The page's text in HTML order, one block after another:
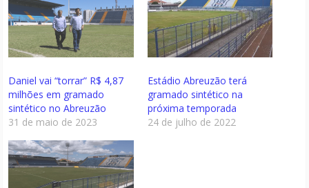
Daniel vai “torrar” R$ 4,87
milhões em gramado
sintético no Abreuzão
31 de maio de 2023
Estádio Abreuzão terá
gramado sintético na
próxima temporada
24 de julho de 2022